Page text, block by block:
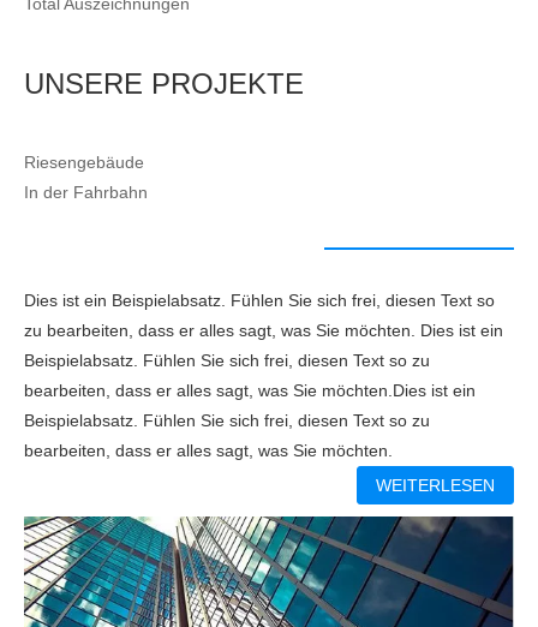
UNSERE PROJEKTE
Riesengebäude
In der Fahrbahn
Dies ist ein Beispielabsatz. Fühlen Sie sich frei, diesen Text so
zu bearbeiten, dass er alles sagt, was Sie möchten. Dies ist ein
Beispielabsatz. Fühlen Sie sich frei, diesen Text so zu
bearbeiten, dass er alles sagt, was Sie möchten. Dies ist ein
Beispielabsatz. Fühlen Sie sich frei, diesen Text so zu
bearbeiten, dass er alles sagt, was Sie möchten.
WEITERLESEN